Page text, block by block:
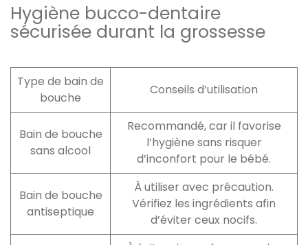
Hygiène bucco-dentaire
sécurisée durant la grossesse
Type de bain de
bouche
Conseils d’utilisation
Bain de bouche
sans alcool
Recommandé, car il favorise
l’hygiène sans risquer
d’inconfort pour le bébé.
Bain de bouche
antiseptique
À utiliser avec précaution.
Vérifiez les ingrédients afin
d’éviter ceux nocifs.